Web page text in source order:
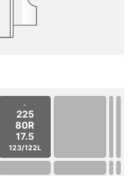
-
225
80R
17.5
123/122L